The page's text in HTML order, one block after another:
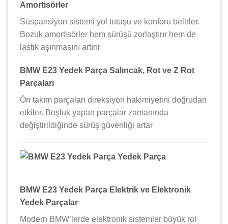
Amortisörler
Süspansiyon sistemi yol tutuşu ve konforu belirler.
Bozuk amortisörler hem sürüşü zorlaştırır hem de
lastik aşınmasını artırır
BMW E23 Yedek Parça Salıncak, Rot ve Z Rot
Parçaları
Ön takım parçaları direksiyon hakimiyetini doğrudan
etkiler. Boşluk yapan parçalar zamanında
değiştirildiğinde sürüş güvenliği artar
BMW E23 Yedek Parça Elektrik ve Elektronik
Yedek Parçalar
Modern BMW’lerde elektronik sistemler büyük rol